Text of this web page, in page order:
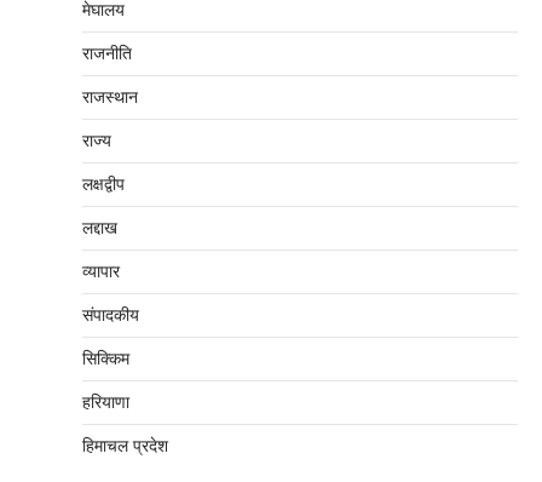
मेघालय
राजनीति
राजस्थान
राज्य
लक्षद्वीप
लद्दाख
व्यापार
संपादकीय
सिक्किम
हरियाणा
हिमाचल प्रदेश